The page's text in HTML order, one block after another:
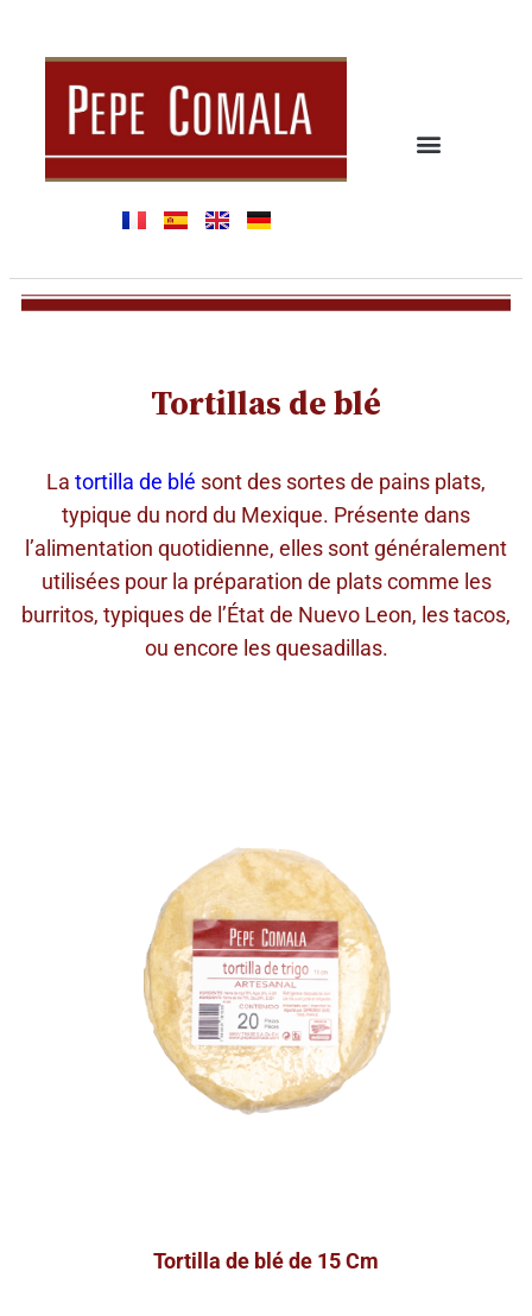
Tortillas de blé
La tortilla de blé sont des sortes de pains plats,
typique du nord du Mexique. Présente dans
l’alimentation quotidienne, elles sont généralement
utilisées pour la préparation de plats comme les
burritos, typiques de l’État de Nuevo Leon, les tacos,
ou encore les quesadillas.
Tortilla de blé de 15 Cm